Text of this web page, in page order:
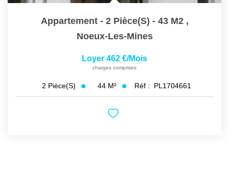
Appartement - 2 Pièce(s) - 43 M2 ,
Noeux-Les-Mines
Loyer 462 €/mois
charges comprises
2 Pièce(s) 44 M² Réf : PL1704661